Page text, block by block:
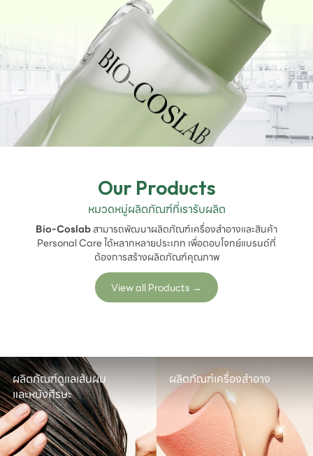
Our Products
หมวดหมู่ผลิตภัณฑ์ที่เรารับผลิต
Bio-Coslabสามารถพัฒนาผลิตภัณฑ์เครื่องสำอางและสินค้า
Personal Care ได้หลากหลายประเภท เพื่อตอบโจทย์แบรนด์ที่
ต้องการสร้างผลิตภัณฑ์คุณภาพ
View all Products →
ผลิตภัณฑ์ดูแลเส้นผม
และหนังศีรษะ
ผลิตภัณฑ์เครื่องสำอาง